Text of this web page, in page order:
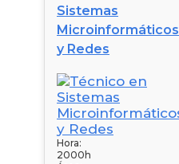
Sistemas
Microinformáticos
y Redes
Hora:
2000h